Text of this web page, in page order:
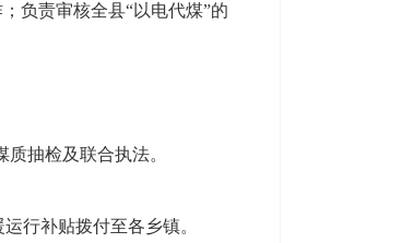
负责审核全县“以电代煤”的
抽检及联合执法。
行补贴拨付至各乡镇。